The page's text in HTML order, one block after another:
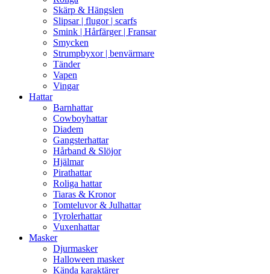
Skärp & Hängslen
Slipsar | flugor | scarfs
Smink | Hårfärger | Fransar
Smycken
Strumpbyxor | benvärmare
Tänder
Vapen
Vingar
Hattar
Barnhattar
Cowboyhattar
Diadem
Gangsterhattar
Hårband & Slöjor
Hjälmar
Pirathattar
Roliga hattar
Tiaras & Kronor
Tomteluvor & Julhattar
Tyrolerhattar
Vuxenhattar
Masker
Djurmasker
Halloween masker
Kända karaktärer